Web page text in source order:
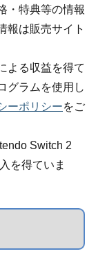
・特典等の情報
報は販売サイト
よる収益を得て
グラムを使用し
ーポリシーをご
Switch 2
を得ていま